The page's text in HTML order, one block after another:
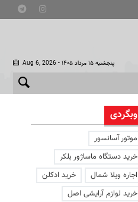
Aug 6, 2026 - پنجشنبه ۱۵ مرداد ۱۴۰۵
وبگردی
موتور آسانسور
خرید دستگاه ماساژور بلکر
اجاره ویلا شمال
خرید ادکلن
خرید لوازم آرایشی اصل